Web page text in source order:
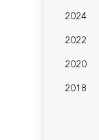
2024
2022
2020
2018